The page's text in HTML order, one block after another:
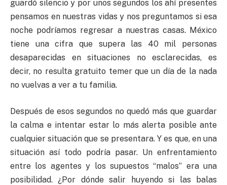
guardó silencio y por unos segundos los ahí presentes
pensamos en nuestras vidas y nos preguntamos si esa
noche podríamos regresar a nuestras casas. México
tiene una cifra que supera las 40 mil personas
desaparecidas en situaciones no esclarecidas, es
decir, no resulta gratuito temer que un día de la nada
no vuelvas a ver a tu familia.
Después de esos segundos no quedó más que guardar
la calma e intentar estar lo más alerta posible ante
cualquier situación que se presentara. Y es que, en una
situación así todo podría pasar. Un enfrentamiento
entre los agentes y los supuestos “malos” era una
posibilidad. ¿Por dónde salir huyendo si las balas